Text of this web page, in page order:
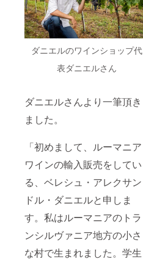
ダニエルのワインショップ代
表ダニエルさん
ダニエルさんより一筆頂き
ました。
「初めまして、ルーマニア
ワインの輸入販売をしてい
る、ベレシュ・アレクサン
ドル・ダニエルと申しま
す。私はルーマニアのトラ
ンシルヴァニア地方の小さ
な村で生まれました。学生